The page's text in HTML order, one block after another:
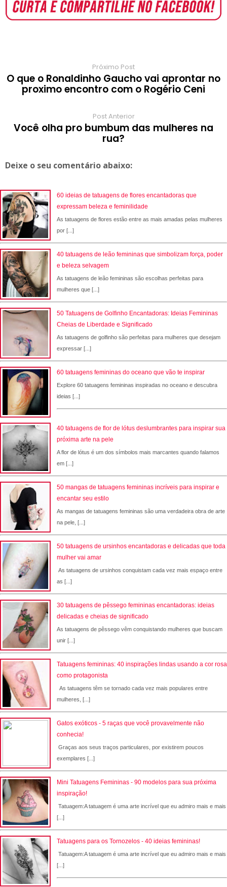
o
o
k
A
p
p
e
r
r r
e
s
o
a
r
r
a
m
Próximo Post
O que o Ronaldinho Gaucho vai aprontar no
proximo encontro com o Rogério Ceni
Post Anterior
Você olha pro bumbum das mulheres na
rua?
Deixe o seu comentário abaixo:
60 ideias de tatuagens de flores encantadoras que
expressam beleza e feminilidade
As tatuagens de flores estão entre as mais amadas pelas mulheres
por [...]
40 tatuagens de leão femininas que simbolizam força, poder
e beleza selvagem
As tatuagens de leão femininas são escolhas perfeitas para
mulheres que [...]
50 Tatuagens de Golfinho Encantadoras: Ideias Femininas
Cheias de Liberdade e Significado
As tatuagens de golfinho são perfeitas para mulheres que desejam
expressar [...]
60 tatuagens femininas do oceano que vão te inspirar
Explore 60 tatuagens femininas inspiradas no oceano e descubra
ideias [...]
40 tatuagens de flor de lótus deslumbrantes para inspirar sua
próxima arte na pele
A flor de lótus é um dos símbolos mais marcantes quando falamos
em [...]
50 mangas de tatuagens femininas incríveis para inspirar e
encantar seu estilo
As mangas de tatuagens femininas são uma verdadeira obra de arte
na pele, [...]
50 tatuagens de ursinhos encantadoras e delicadas que toda
mulher vai amar
As tatuagens de ursinhos conquistam cada vez mais espaço entre
as [...]
30 tatuagens de pêssego femininas encantadoras: ideias
delicadas e cheias de significado
As tatuagens de pêssego vêm conquistando mulheres que buscam
unir [...]
Tatuagens femininas: 40 inspirações lindas usando a cor rosa
como protagonista
As tatuagens têm se tornado cada vez mais populares entre
mulheres, [...]
Gatos exóticos - 5 raças que você provavelmente não
conhecia!
Graças aos seus traços particulares, por existirem poucos
exemplares [...]
Mini Tatuagens Femininas - 90 modelos para sua próxima
inspiração!
Tatuagem:A tatuagem é uma arte incrível que eu admiro mais e mais
[...]
Tatuagens para os Tornozelos - 40 ideias femininas!
Tatuagem:A tatuagem é uma arte incrível que eu admiro mais e mais
[...]